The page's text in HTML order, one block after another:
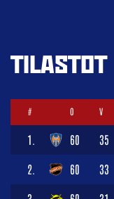
TILASTOT
# O V
1. 60 35
2. 60 33